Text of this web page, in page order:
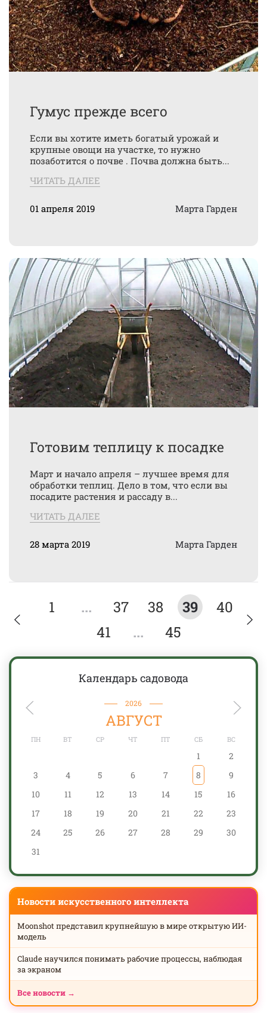
Гумус прежде всего
Если вы хотите иметь богатый урожай и
крупные овощи на участке, то нужно
позаботится о почве . Почва должна быть...
ЧИТАТЬ ДАЛЕЕ
01 апреля 2019 Марта Гарден
Готовим теплицу к посадке
Март и начало апреля – лучшее время для
обработки теплиц. Дело в том, что если вы
посадите растения и рассаду в...
ЧИТАТЬ ДАЛЕЕ
28 марта 2019 Марта Гарден
1 ... 37 38 39
40
41
... 45
Календарь садовода
2026
АВГУСТ
ПН ВТ СР ЧТ ПТ СБ ВС
1
2
3
4 5 6 7 8
9
10
11 12 13 14 15
16
17
18 19 20 21 22
23
24
25 26 27 28 29
30
31
Новости искусственного интеллекта
Moonshot представил крупнейшую в мире открытую ИИ-
модель
Claude научился понимать рабочие процессы, наблюдая
за экраном
Все новости →